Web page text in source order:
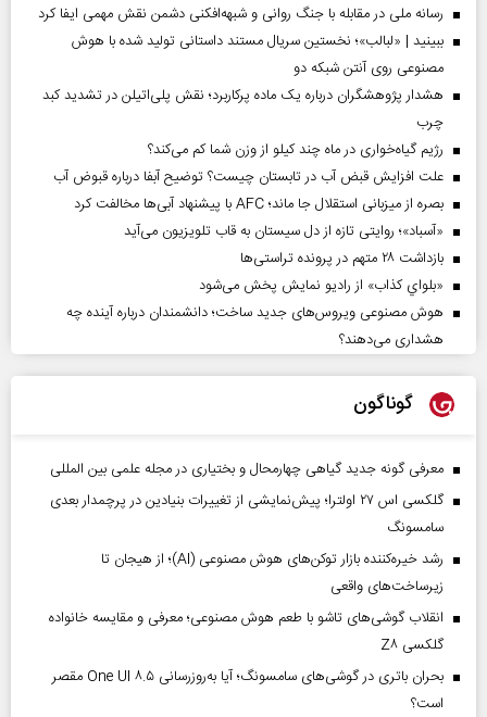
رسانه ملی در مقابله با جنگ روانی و شبهه‌افکنی دشمن نقش مهمی ایفا کرد
ببینید | «لبالب»؛ نخستین سریال مستند داستانی تولید شده با هوش
مصنوعی روی آنتن شبکه دو
هشدار پژوهشگران درباره یک ماده پرکاربرد؛ نقش پلی‌اتیلن در تشدید کبد
چرب
رژیم گیاه‌خواری در ماه چند کیلو از وزن شما کم می‌کند؟
علت افزایش قبض آب در تابستان چیست؟ توضیح آبفا درباره قبوض آب
بصره از میزبانی استقلال جا ماند؛ AFC با پیشنهاد آبی‌ها مخالفت کرد
«آسباد»؛ روایتی تازه از دل سیستان به قاب تلویزیون می‌آید
بازداشت ۲۸ متهم در پرونده تراستی‌ها
«بلواي کذاب» از رادیو نمایش پخش می‌شود
هوش مصنوعی ویروس‌های جدید ساخت؛ دانشمندان درباره آینده چه
هشداری می‌دهند؟
گوناگون
معرفی گونه جدید گیاهی چهارمحال و بختیاری در مجله علمی بین المللی
گلکسی اس ۲۷ اولترا؛ پیش‌نمایشی از تغییرات بنیادین در پرچمدار بعدی
سامسونگ
رشد خیره‌کننده بازار توکن‌های هوش مصنوعی (AI)؛ از هیجان تا
زیرساخت‌های واقعی
انقلاب گوشی‌های تاشو‌ با طعم هوش مصنوعی؛ معرفی و مقایسه خانواده
گلکسی Z۸
بحران باتری در گوشی‌های سامسونگ؛ آیا به‌روزرسانی One UI ۸.۵ مقصر
است؟